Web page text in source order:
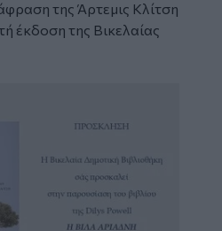
της Άρτεμις Κλίτση
έκδοση της Βικελαίας